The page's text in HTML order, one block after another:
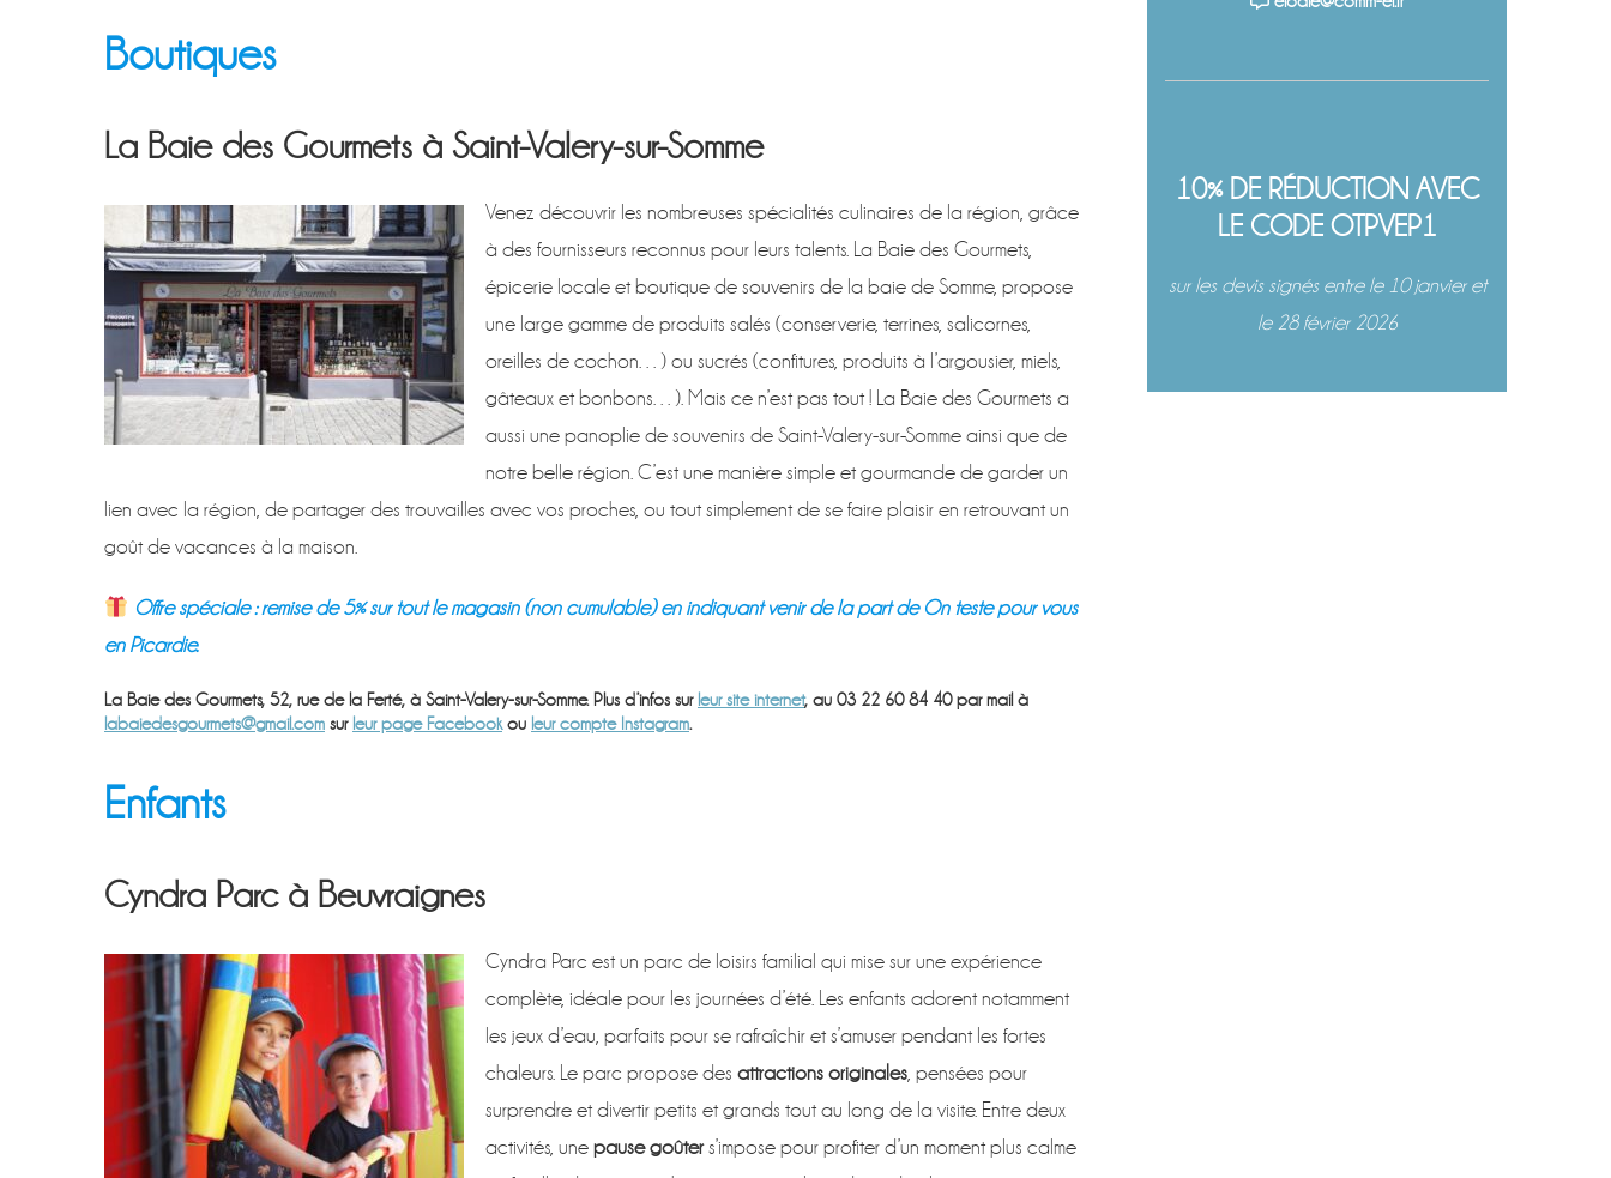
Boutiques
La Baie des Gourmets à Saint-Valery-sur-Somme
Venez découvrir les nombreuses spécialités culinaires de la région, grâce
à des fournisseurs reconnus pour leurs talents. La Baie des Gourmets,
épicerie locale et boutique de souvenirs de la baie de Somme, propose
une large gamme de produits salés (conserverie, terrines, salicornes,
oreilles de cochon…) ou sucrés (confitures, produits à l’argousier, miels,
gâteaux et bonbons…). Mais ce n’est pas tout ! La Baie des Gourmets a
aussi une panoplie de souvenirs de Saint-Valery-sur-Somme ainsi que de
notre belle région. C’est une manière simple et gourmande de garder un
lien avec la région, de partager des trouvailles avec vos proches, ou tout simplement de se faire plaisir en retrouvant un
goût de vacances à la maison.
Offre spéciale : remise de 5% sur tout le magasin (non cumulable) en indiquant venir de la part de On teste pour vous
en Picardie.
La Baie des Gourmets, 52, rue de la Ferté, à Saint-Valery-sur-Somme. Plus d’infos sur leur site internet, au 03 22 60 84 40 par mail à
labaiedesgourmets@gmail.com sur leur page Facebookou leur compte Instagram.
Enfants
Cyndra Parc à Beuvraignes
Cyndra Parc est un parc de loisirs familial qui mise sur une expérience
complète, idéale pour les journées d’été. Les enfants adorent notamment
les jeux d’eau, parfaits pour se rafraîchir et s’amuser pendant les fortes
chaleurs. Le parc propose des attractions originales, pensées pour
surprendre et divertir petits et grands tout au long de la visite. Entre deux
activités, une pause goûters’impose pour profiter d’un moment plus calme
10% DE RÉDUCTION AVEC
LE CODE OTPVEP1
sur les devis signés entre le 10 janvier et
le 28 février 2026